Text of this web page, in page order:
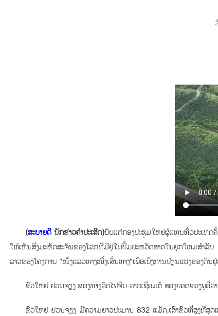
(ສະບາຍດີນັກຂ່າວຄໍາປະເສີດ)ນັບແຕ່ກອງປະຊຸມໃຫຍ່ຜູ້ແທນທົ່ວປະເທດຄັ້
ໃຫ້ເຫັນສິ່ງມະຫັດສະຈັນຂອງໂລກທີ່ມີຢູ່ໃນປຶ້ມປະຫວັດສາດໃນຍຸກໃຫມ່ສໍາລັ
ລາວຂອງໂຄງການ "ໜຶ່ງແລວທາງໜຶ່ງເສັ້ນທາງ"ເພື່ອເບິ່ງການປ່ຽນແປງຂອງຕົນ
ຂົວໃຫຍ່ ຢວນຈຽງ ຂອງທາງລົດໄຟຈີນ-ລາວເຊື່ອມຕໍ່ ສອງຍອດຂອງພູອີ່ລ
ຂົວໃຫຍ່ ຢວນຈຽງ ມີຄວາມຍາວປະມານ 832 ແມັດ,ເສົາຂົວທີ່ສູງທີ່ສຸດ